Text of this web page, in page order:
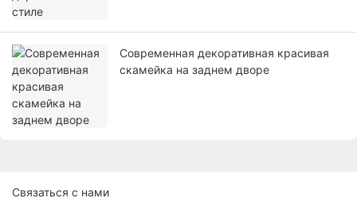
Современная декоративная красивая
скамейка на заднем дворе
Связаться с нами